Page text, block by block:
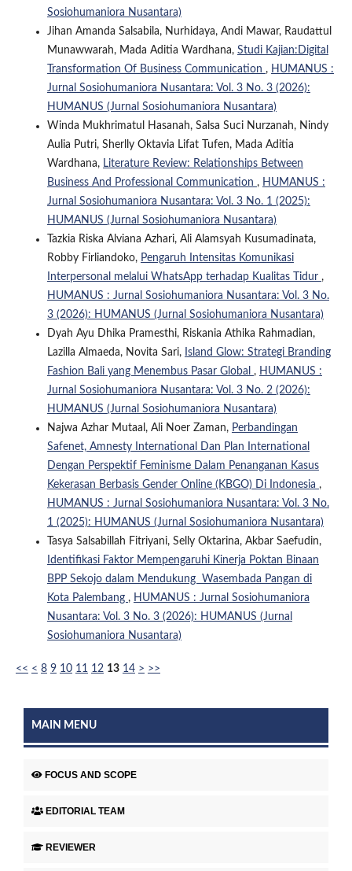
Sosiohumaniora Nusantara)
Jihan Amanda Salsabila, Nurhidaya, Andi Mawar, Raudattul
Munawwarah, Mada Aditia Wardhana, Studi Kajian:Digital
Transformation Of Business Communication , HUMANUS :
Jurnal Sosiohumaniora Nusantara: Vol. 3 No. 3 (2026):
HUMANUS (Jurnal Sosiohumaniora Nusantara)
Winda Mukhrimatul Hasanah, Salsa Suci Nurzanah, Nindy
Aulia Putri, Sherlly Oktavia Lifat Tufen, Mada Aditia
Wardhana, Literature Review: Relationships Between
Business And Professional Communication , HUMANUS :
Jurnal Sosiohumaniora Nusantara: Vol. 3 No. 1 (2025):
HUMANUS (Jurnal Sosiohumaniora Nusantara)
Tazkia Riska Alviana Azhari, Ali Alamsyah Kusumadinata,
Robby Firliandoko, Pengaruh Intensitas Komunikasi
Interpersonal melalui WhatsApp terhadap Kualitas Tidur ,
HUMANUS : Jurnal Sosiohumaniora Nusantara: Vol. 3 No.
3 (2026): HUMANUS (Jurnal Sosiohumaniora Nusantara)
Dyah Ayu Dhika Pramesthi, Riskania Athika Rahmadian,
Lazilla Almaeda, Novita Sari, Island Glow: Strategi Branding
Fashion Bali yang Menembus Pasar Global , HUMANUS :
Jurnal Sosiohumaniora Nusantara: Vol. 3 No. 2 (2026):
HUMANUS (Jurnal Sosiohumaniora Nusantara)
Najwa Azhar Mutaal, Ali Noer Zaman, Perbandingan
Safenet, Amnesty International Dan Plan International
Dengan Perspektif Feminisme Dalam Penanganan Kasus
Kekerasan Berbasis Gender Online (KBGO) Di Indonesia ,
HUMANUS : Jurnal Sosiohumaniora Nusantara: Vol. 3 No.
1 (2025): HUMANUS (Jurnal Sosiohumaniora Nusantara)
Tasya Salsabillah Fitriyani, Selly Oktarina, Akbar Saefudin,
Identifikasi Faktor Mempengaruhi Kinerja Poktan Binaan
BPP Sekojo dalam Mendukung Wasembada Pangan di
Kota Palembang , HUMANUS : Jurnal Sosiohumaniora
Nusantara: Vol. 3 No. 3 (2026): HUMANUS (Jurnal
Sosiohumaniora Nusantara)
<< < 8 9 10 11 12 13 14 > >>
MAIN MENU
FOCUS AND SCOPE
EDITORIAL TEAM
REVIEWER